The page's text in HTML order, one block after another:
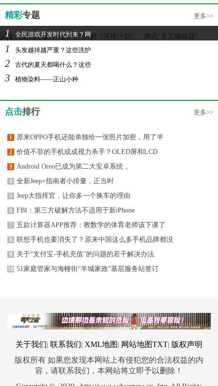
精彩专题 更多>>
1 全民游戏开发时代到来？网
1 头发越掉越严重？这些洗护
2 古代的夏天都喝什么？这些
3 植物染料——正山小种
点击排行 更多>>
1 原来OPPO手机还能单独给一张照片加密，用了半
2 价值不菲的手机或成视力杀手？OLED屏和LCD
3 Android Oreo已成为第二大安卓系统，
4 全新Jeep+指南者小排量，正当时
5 Jeep大指挥官，让你多一个换车的理由
6 FBI：第三方破解方法不适用于新iPhone
7 五款计算器APP推荐：教数学的体育老师该下课了
8 联想手机也要消失了？原来中国这么多手机品牌都没
9 关于“支付宝-手机充值”的问题的若干解决办法
10 51家庭管家与海幢街“羊城家政”基层服务站签订
关于我们 联系我们 XML地图 网站地图TXT 版权声明
版权所有 如果您发现本网站上有侵犯您的合法权益的内
容，请联系我们，本网站将立即予以删除！